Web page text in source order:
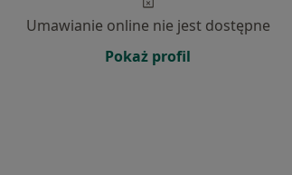
Umawianie online nie jest dostępne
Pokaż profil